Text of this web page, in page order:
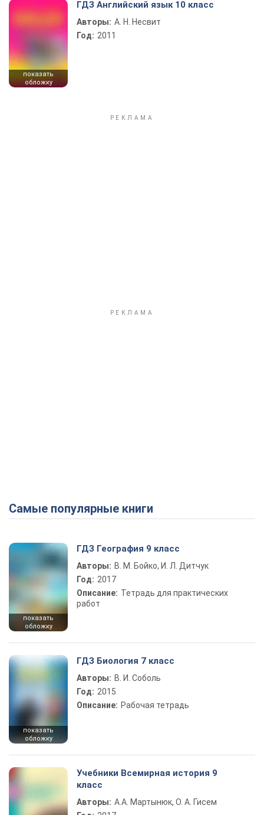
показать
обложку
ГДЗ Английский язык 10 класс
Авторы: А. Н. Несвит
Год: 2011
Самые популярные книги
показать
обложку
ГДЗ География 9 класс
Авторы: В. М. Бойко, И. Л. Дитчук
Год: 2017
Описание: Тетрадь для практических
работ
показать
обложку
ГДЗ Биология 7 класс
Авторы: В. И. Соболь
Год: 2015
Описание: Рабочая тетрадь
Учебники Всемирная история 9
класс
Авторы: А.А. Мартынюк, О. А. Гисем